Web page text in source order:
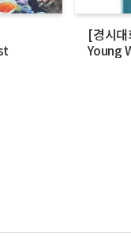
[경시
Young